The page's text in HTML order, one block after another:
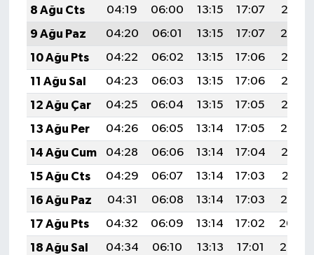
8 Ağu Cts
04:19 06:00 13:15 17:07
20:21
9 Ağu Paz
04:20 06:01 13:15 17:07
20:19
10 Ağu Pts
04:22 06:02 13:15 17:06
20:18
11 Ağu Sal
04:23 06:03 13:15 17:06
20:17
12 Ağu Çar
04:25 06:04 13:15 17:05
20:15
13 Ağu Per
04:26 06:05 13:14 17:05
20:14
14 Ağu Cum
04:28 06:06 13:14 17:04
20:13
15 Ağu Cts
04:29 06:07 13:14 17:03
20:11
16 Ağu Paz
04:31 06:08 13:14 17:03
20:10
17 Ağu Pts
04:32 06:09 13:14 17:02
20:09
18 Ağu Sal
04:34 06:10 13:13 17:01
20:07